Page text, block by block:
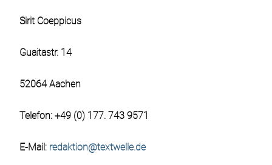
Sirit Coeppicus
Guaitastr. 14
52064 Aachen
Telefon: +49 (0) 177. 743 9571
E-Mail: redaktion@textwelle.de